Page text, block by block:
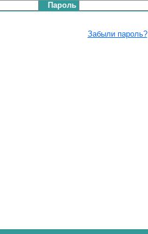
Пароль
Забыли пароль?